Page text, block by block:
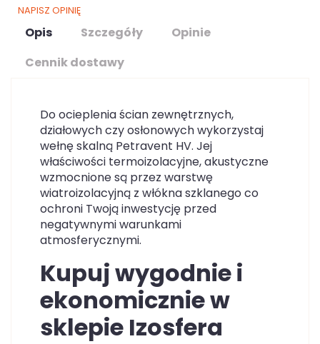
NAPISZ OPINIĘ
Opis Szczegóły
Opinie
Cennik dostawy
Do ocieplenia ścian zewnętrznych,
działowych czy osłonowych wykorzystaj
wełnę skalną Petravent HV. Jej
właściwości termoizolacyjne, akustyczne
wzmocnione są przez warstwę
wiatroizolacyjną z włókna szklanego co
ochroni Twoją inwestycję przed
negatywnymi warunkami
atmosferycznymi.
Kupuj wygodnie i
ekonomicznie w
sklepie Izosfera